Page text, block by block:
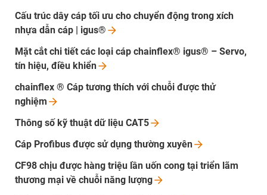
Cấu trúc dây cáp tối ưu cho chuyển động trong xích
nhựa dẫn cáp | igus®
Mặt cắt chi tiết các loại cáp chainflex® igus® – Servo,
tín hiệu, điều khiển
chainflex ® Cáp tương thích với chuỗi được thử
nghiệm
Thông số kỹ thuật dữ liệu CAT5
Cáp Profibus được sử dụng thường xuyên
CF98 chịu được hàng triệu lần uốn cong tại triển lãm
thương mại về chuỗi năng lượng